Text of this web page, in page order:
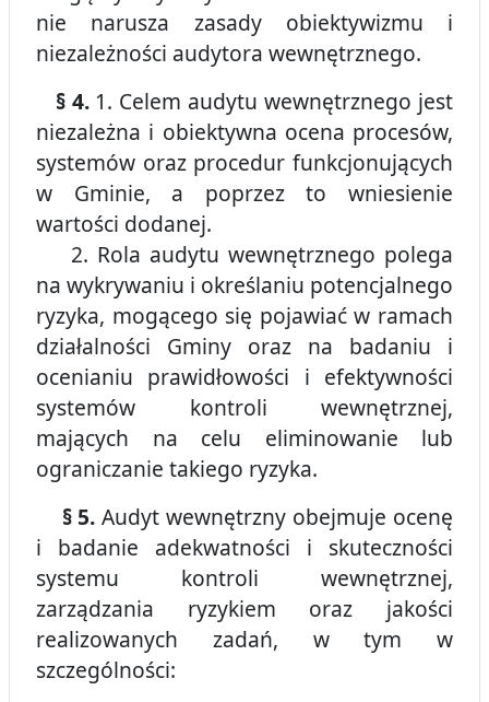
nie narusza zasady obiektywizmu i
niezależności audytora wewnętrznego.
§ 4.1. Celem audytu wewnętrznego jest
niezależna i obiektywna ocena procesów,
systemów oraz procedur funkcjonujących
w Gminie, a poprzez to wniesienie
wartości dodanej.
2. Rola audytu wewnętrznego polega
na wykrywaniu i określaniu potencjalnego
ryzyka, mogącego się pojawiać w ramach
działalności Gminy oraz na badaniu i
ocenianiu prawidłowości i efektywności
systemów kontroli wewnętrznej,
mających na celu eliminowanie lub
ograniczanie takiego ryzyka.
§ 5. Audyt wewnętrzny obejmuje ocenę
i badanie adekwatności i skuteczności
systemu kontroli wewnętrznej,
zarządzania ryzykiem oraz jakości
realizowanych zadań, w tym w
szczególności: